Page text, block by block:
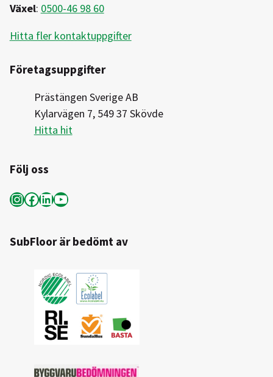
Växel: 0500-46 98 60
Hitta fler kontaktuppgifter
Företagsuppgifter
Prästängen Sverige AB
Kylarvägen 7, 549 37 Skövde
Hitta hit
Följ oss
InstagramFacebook LinkedIn YouTube
SubFloor är bedömt av